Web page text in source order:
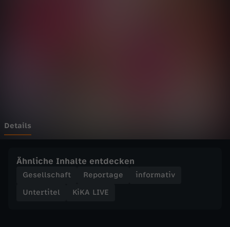
A
I
Details
Ähnliche Inhalte entdecken
Gesellschaft Reportage
informativ
Untertitel
KiKA LIVE